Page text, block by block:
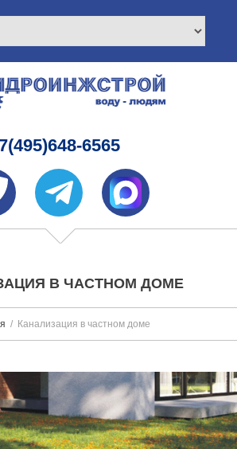
7(495)648-6565
В ЧАСТНОМ ДОМЕ
Канализация в частном доме